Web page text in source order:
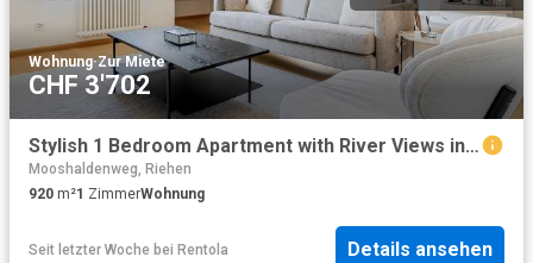
Wohnung·Zur Miete
CHF 3'702
Stylish 1 Bedroom Apartment with River Views in Basel Vorstaedte, Basel Amsterdam Apartments for Rent
Mooshaldenweg, Riehen
920 m²1 ZimmerWohnung
Seit letzter Woche bei Rentola Details ansehen